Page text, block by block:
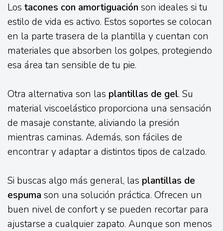
Los tacones con amortiguación son ideales si tu
estilo de vida es activo. Estos soportes se colocan
en la parte trasera de la plantilla y cuentan con
materiales que absorben los golpes, protegiendo
esa área tan sensible de tu pie.
Otra alternativa son las plantillas de gel. Su
material viscoelástico proporciona una sensación
de masaje constante, aliviando la presión
mientras caminas. Además, son fáciles de
encontrar y adaptar a distintos tipos de calzado.
Si buscas algo más general, las plantillas de
espuma son una solución práctica. Ofrecen un
buen nivel de confort y se pueden recortar para
ajustarse a cualquier zapato. Aunque son menos